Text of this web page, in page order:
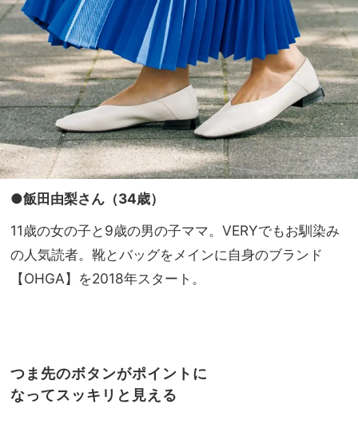
●飯田由梨さん（34歳）
11歳の女の子と9歳の男の子ママ。VERYでもお馴染み
の人気読者。靴とバッグをメインに自身のブランド
【OHGA】を2018年スタート。
つま先のボタンがポイントに
なってスッキリと見える